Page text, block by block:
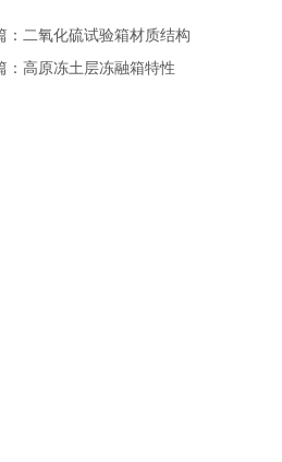
： 二氧化硫试验箱材质结构
高原冻土层冻融箱特性